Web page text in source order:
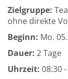
Zielgruppe:
ohne direkte
Beginn: Mo.
Dauer: 2 Tage
Uhrzeit: 08:30